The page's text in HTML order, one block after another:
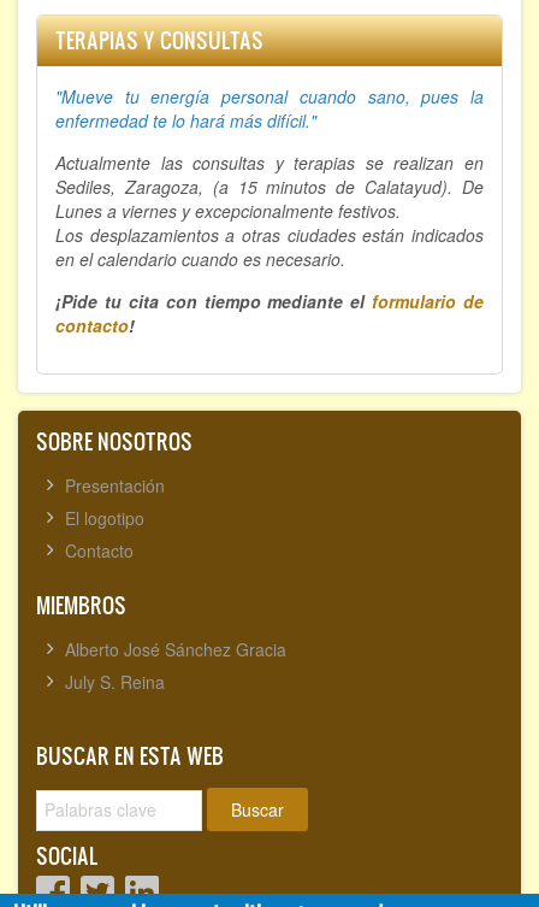
TERAPIAS Y CONSULTAS
"Mueve tu energía personal cuando sano, pues la
enfermedad te lo hará más difícil."
Actualmente las consultas y terapias se realizan en
Sediles, Zaragoza, (a 15 minutos de Calatayud). De
Lunes a viernes y excepcionalmente festivos.
Los desplazamientos a otras ciudades están indicados
en el calendario cuando es necesario.
¡Pide tu cita con tiempo mediante elformulario de
contacto!
SOBRE NOSOTROS
Presentación
El logotipo
Contacto
MIEMBROS
Alberto José Sánchez Gracia
July S. Reina
BUSCAR EN ESTA WEB
Buscar
SOCIAL